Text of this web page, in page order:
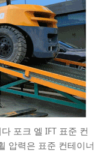
포크 엘 IFT 표준 컨
압력은 표준 컨테이너